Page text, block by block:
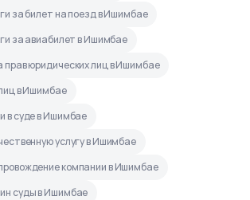
за билет на поезд в Ишимбае
за авиабилет в Ишимбае
юридических лиц в Ишимбае
в Ишимбае
в суде в Ишимбае
услугу в Ишимбае
компании в Ишимбае
суды в Ишимбае